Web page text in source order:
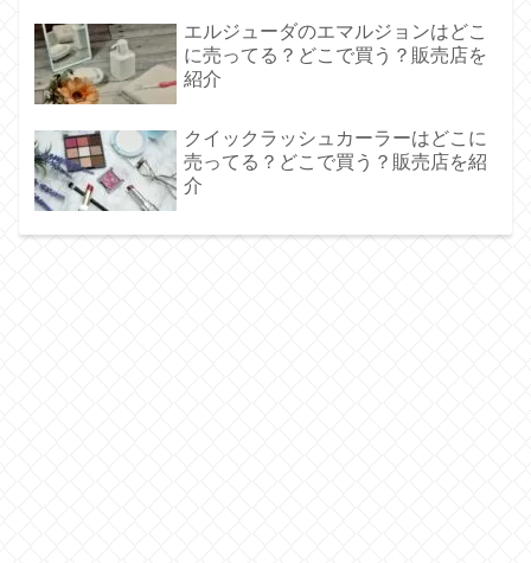
エルジューダのエマルジョンはどこ
に売ってる？どこで買う？販売店を
紹介
クイックラッシュカーラーはどこに
売ってる？どこで買う？販売店を紹
介